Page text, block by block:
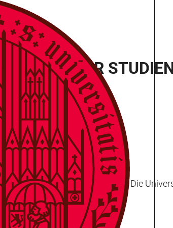
FÜR
Abenteuer Studium einlässt? Die
leichter?